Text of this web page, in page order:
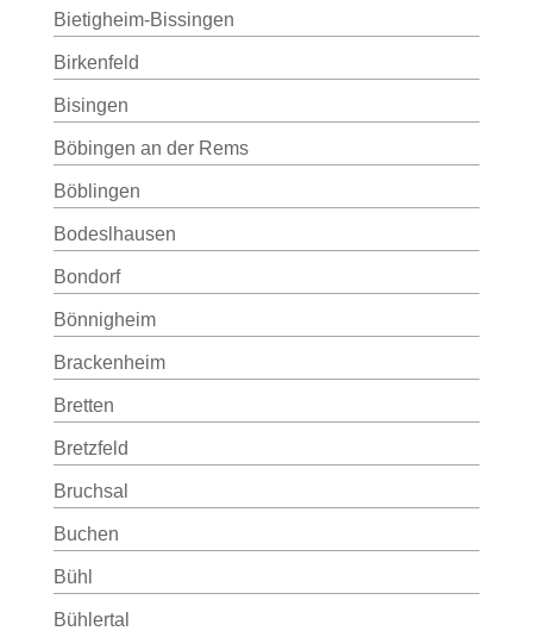
Bietigheim-Bissingen
Birkenfeld
Bisingen
Böbingen an der Rems
Böblingen
Bodeslhausen
Bondorf
Bönnigheim
Brackenheim
Bretten
Bretzfeld
Bruchsal
Buchen
Bühl
Bühlertal